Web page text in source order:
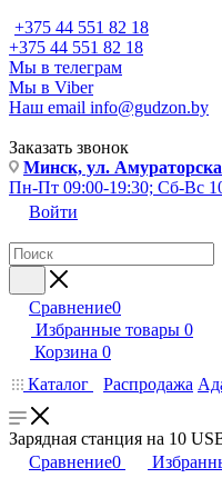
+375 44 551 82 18
+375 44 551 82 18
Мы в телеграм
Мы в Viber
Наш email info@gudzon.by
Заказать звонок
Минск, ул.
Пн-Пт 09:00-19:30; Сб-Вс
Войти
Сравнение0
Избранные товары 0
Корзина 0
Каталог
Распродажа
Зарядная станция на 10
Сравнение0